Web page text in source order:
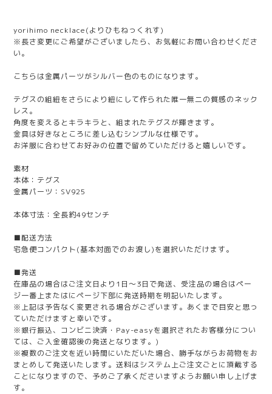
yorihimo necklace(よりひもねっくれす)
※長さ変更にご希望がございましたら、お気軽にお問い合わせくださ
い。
こちらは金属パーツがシルバー色のものになります。
テグスの組紐をさらにより紐にして作られた唯一無二の質感のネック
レス。
角度を変えるとキラキラと、組まれたテグスが輝きます。
金具は好きなところに差し込むシンプルな仕様です。
お洋服に合わせてお好みの位置で留めていただけると嬉しいです。
素材
本体：テグス
金属パーツ：SV925
本体寸法：全長約49センチ
■配送方法
宅急便コンパクト(基本対面でのお渡し)を選択いただけます。
■発送
在庫品の場合はご注文日より1日～3日で発送、受注品の場合はペー
ジ一番上またはにページ下部に発送時期を明記いたします。
※上記は予告なく変更される場合がございます。あくまで目安と思っ
ていただけますと幸いです。
※銀行振込、コンビニ決済・Pay-easyを選択されたお客様分につい
ては、ご入金確認後の発送となります。)
※複数のご注文を近い時間にいただいた場合、勝手ながらお荷物をお
まとめして発送いたします。送料はシステム上ご注文ごとに頂戴する
ことになりますので、予めご了承くださいますようお願い申し上げま
す。